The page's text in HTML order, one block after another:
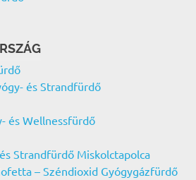
és Strandfürdő
és Wellnessfürdő
Strandfürdő Miskolctapolca
– Széndioxid Gyógygázfürdő